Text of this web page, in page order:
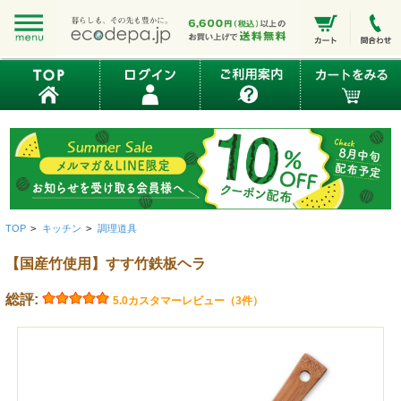
TOP > キッチン > 調理道具
【国産竹使用】すす竹鉄板ヘラ
総評: 5.0カスタマーレビュー（3件）